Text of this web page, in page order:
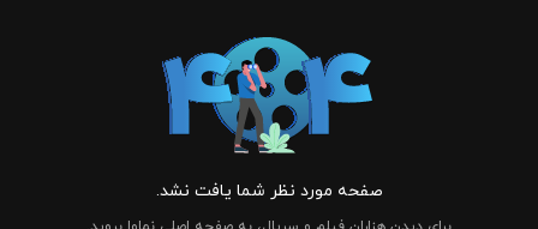
صفحه مورد نظر شما یافت نشد.